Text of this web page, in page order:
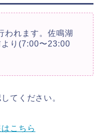
われます。佐鳴湖
り(7:00〜23:00
てください。
こちら